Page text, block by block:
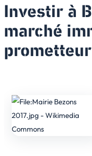
Investir à
marché